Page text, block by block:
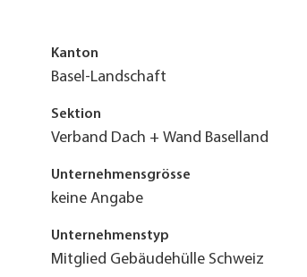
Kanton
Basel-Landschaft
Sektion
Verband Dach + Wand Baselland
Unternehmensgrösse
keine Angabe
Unternehmenstyp
Mitglied Gebäudehülle Schweiz